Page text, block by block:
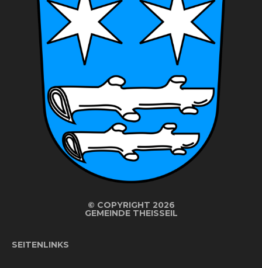
© COPYRIGHT 2026
GEMEINDE THEISSEIL
SEITENLINKS